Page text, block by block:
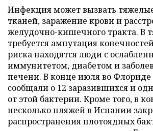
Инфекция может вызвать
тканей, заражение крови и
желудочно-кишечного тракта. В
требуется ампутация
риска находятся люди с
иммунитетом, диабетом и
печени. В конце июля во Флориде
сообщали о 12 заразившихся и
от этой бактерии. Кроме того, в
несколько пляжей в Испании
распространения плотоядных